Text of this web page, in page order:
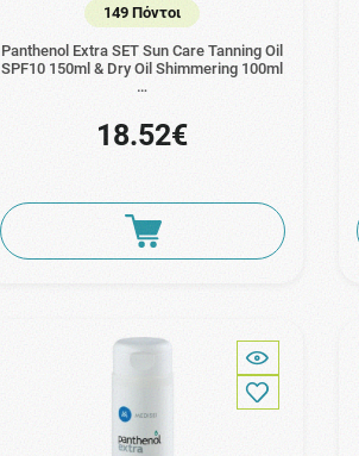
149 Πόντοι
Panthenol Extra SET Sun Care Tanning Oil
SPF10 150ml & Dry Oil Shimmering 100ml
…
18.52€